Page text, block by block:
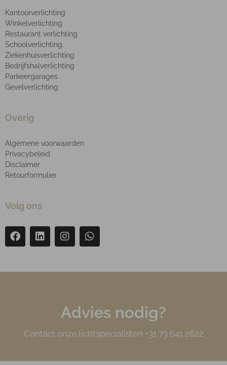
Kantoorverlichting
Winkelverlichting
Restaurant verlichting
Schoolverlichting
Ziekenhuisverlichting
Bedrijfshalverlichting
Parkeergarages
Gevelverlichting
Overig
Algemene voorwaarden
Privacybeleid
Disclaimer
Retourformulier
Volg ons
Advies nodig?
Contact onze lichtspecialisten +31 73 641 2622